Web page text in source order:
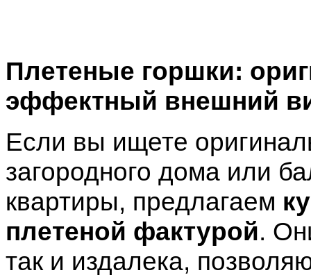
Плетеные горшки:
эффектный внешний
Если вы ищете
загородного дома или
квартиры, предлагаем
плетеной фактурой.
так и издалека,